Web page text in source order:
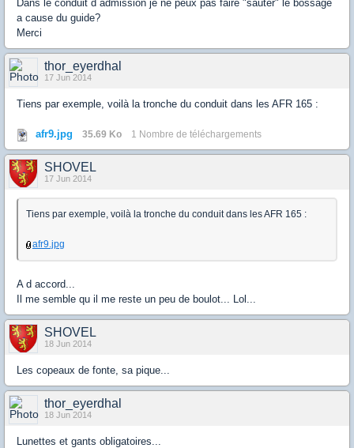
Dans le conduit d admission je ne peux pas faire "sauter" le bossage
a cause du guide?
Merci
thor_eyerdhal
17 Jun 2014
Tiens par exemple, voilà la tronche du conduit dans les AFR 165 :
afr9.jpg 35.69 Ko 1 Nombre de téléchargements
SHOVEL
17 Jun 2014
Tiens par exemple, voilà la tronche du conduit dans les AFR 165 :
afr9.jpg
A d accord...
Il me semble qu il me reste un peu de boulot... Lol...
SHOVEL
18 Jun 2014
Les copeaux de fonte, sa pique...
thor_eyerdhal
18 Jun 2014
Lunettes et gants obligatoires...